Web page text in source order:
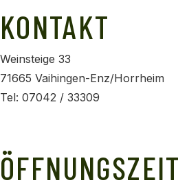
KONTAKT
Weinsteige 33
71665 Vaihingen-Enz/Horrheim
Tel: 07042 / 33309